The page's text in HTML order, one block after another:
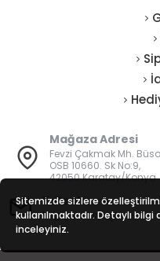
Mağaza Adresi
Fevzi Çakmak Mh.
OSB 10660. Sk No:9,
42050 Karatay/Konya
E-Posta
Sitemizde sizlere
kullanılmaktadır. Detaylı bilgi
inceleyiniz.